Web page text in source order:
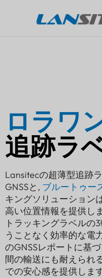
キ
ッ
プ
ロラワ
追跡ラ
Lansitecの超薄型追跡
GNSSと, ブルートゥー
キングソリューション
高い位置情報を提供し
トラッキングラベルの
うことなく効率的な電
のGNSSレポートに基
間の輸送にも耐えられ
での安心感を提供します